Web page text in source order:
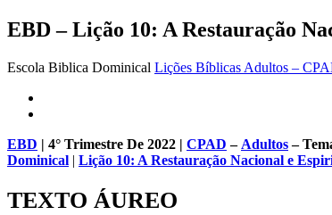
EBD – Lição 10: A Restauração
Escola Biblica Dominical Lições Bíblicas Adultos –
EBD | 4° Trimestre De 2022 | CPAD – Adultos–
Dominical | Lição 10: A Restauração Nacional e
TEXTO ÁUREO